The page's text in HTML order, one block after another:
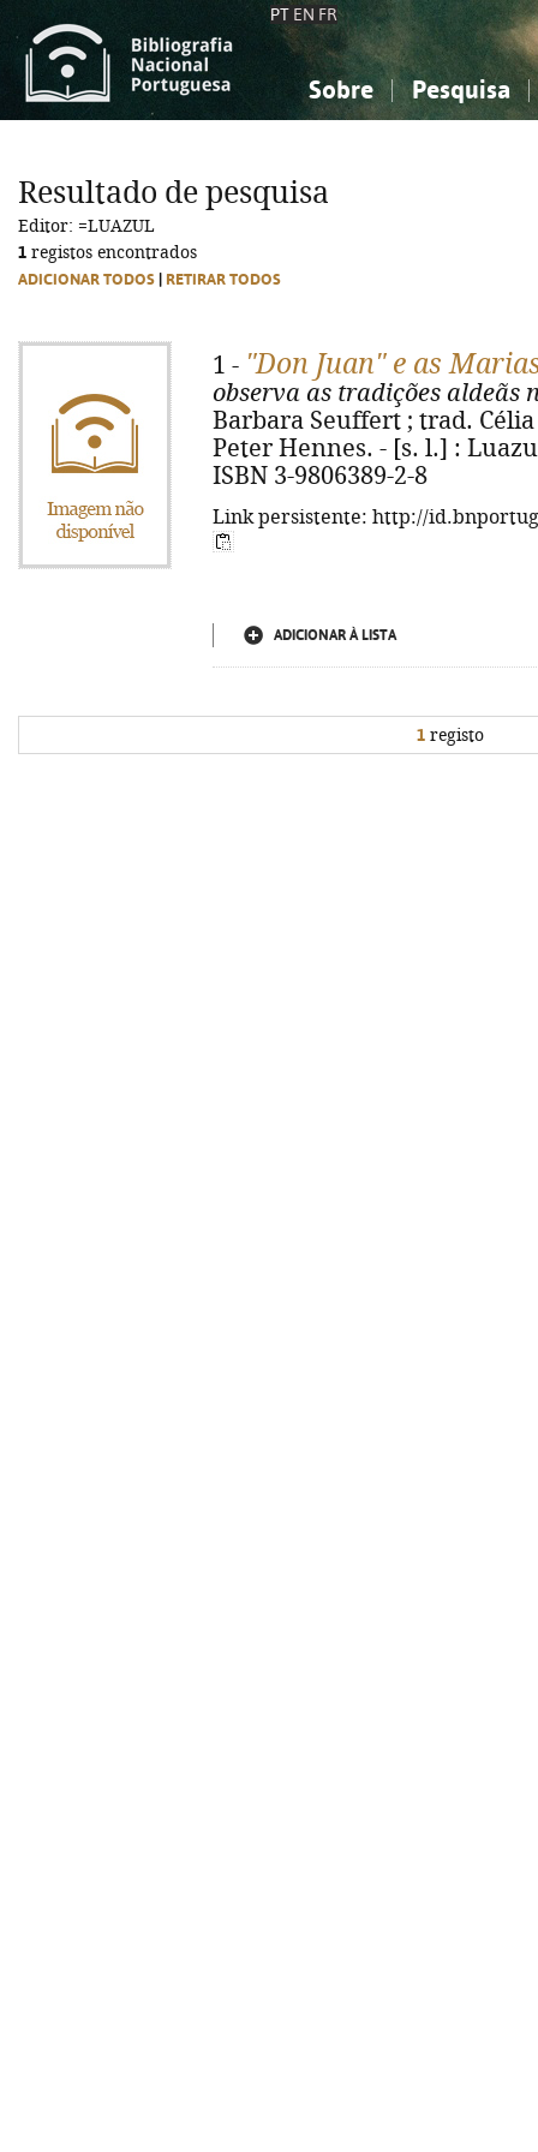
PT EN FR
Sobre Pesquisa
Ciências sociais...
Ciências sociais...
Resultado de pesquisa
Editor: =LUAZUL
1 registos encontrados
ADICIONAR TODOS RETIRAR TODOS
1 - "Don Juan" e as
observa as tradições aldeãs
Barbara Seuffert ; trad.
Peter Hennes. - [s. l.] :
ISBN 3-9806389-2-8
Link persistente: http://
ADICIONAR À LISTA
1 registo